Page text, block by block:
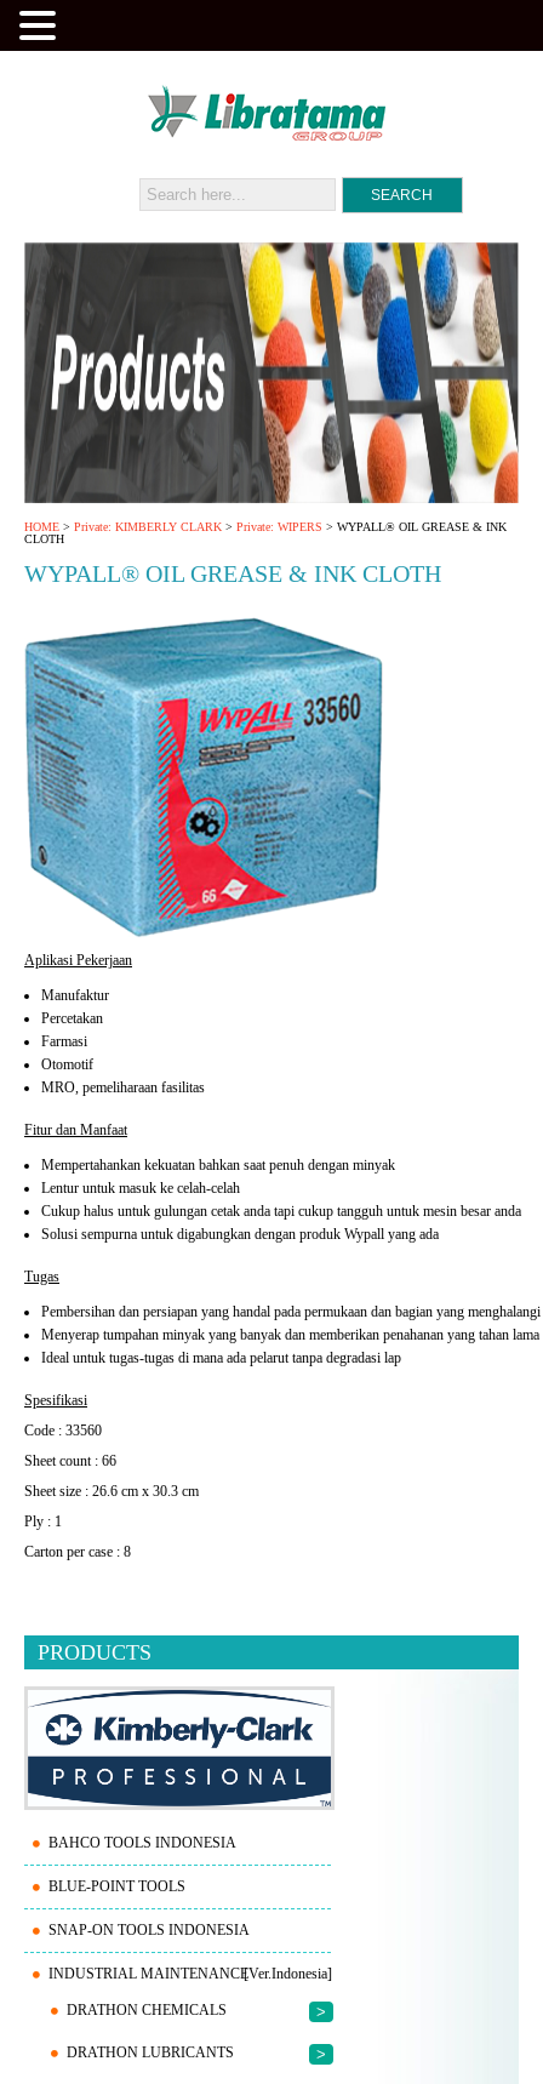
HOME > Private: KIMBERLY CLARK > Private: WIPERS > WYPALL® OIL GREASE & INK
CLOTH
WYPALL® OIL GREASE & INK CLOTH
Aplikasi Pekerjaan
Manufaktur
Percetakan
Farmasi
Otomotif
MRO, pemeliharaan fasilitas
Fitur dan Manfaat
Mempertahankan kekuatan bahkan saat penuh dengan minyak
Lentur untuk masuk ke celah-celah
Cukup halus untuk gulungan cetak anda tapi cukup tangguh untuk mesin besar anda
Solusi sempurna untuk digabungkan dengan produk Wypall yang ada
Tugas
Pembersihan dan persiapan yang handal pada permukaan dan bagian yang
Menyerap tumpahan minyak yang banyak dan memberikan penahanan yang tahan lama
Ideal untuk tugas-tugas di mana ada pelarut tanpa degradasi lap
Spesifikasi
Code : 33560
Sheet count : 66
Sheet size : 26.6 cm x 30.3 cm
Ply : 1
Carton per case : 8
PRODUCTS
BAHCO TOOLS INDONESIA
BLUE-POINT TOOLS
SNAP-ON TOOLS INDONESIA
INDUSTRIAL MAINTENANCE[Ver.Indonesia]
DRATHON CHEMICALS >
DRATHON LUBRICANTS >